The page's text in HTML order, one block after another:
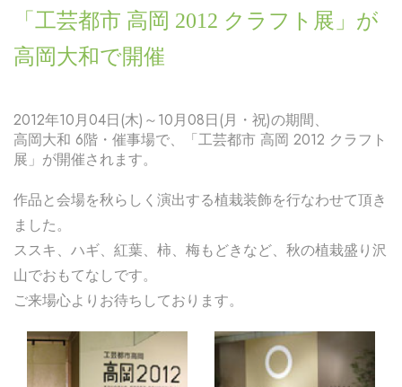
「工芸都市 高岡 2012 クラフト展」が
高岡大和で開催
2012年10月04日(木)～10月08日(月・祝)の期間、
高岡大和 6階・催事場で、「工芸都市 高岡 2012 クラフト
展」が開催されます。
作品と会場を秋らしく演出する植栽装飾を行なわせて頂き
ました。
ススキ、ハギ、紅葉、柿、梅もどきなど、秋の植栽盛り沢
山でおもてなしです。
ご来場心よりお待ちしております。